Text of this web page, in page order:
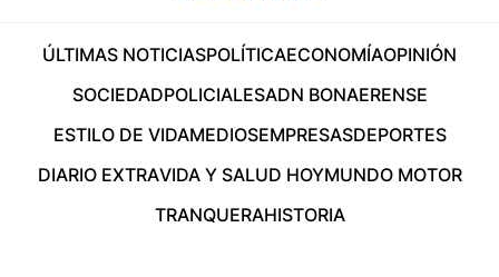
ÚLTIMAS NOTICIASPOLÍTICAECONOMÍAOPINIÓN
SOCIEDADPOLICIALESADN BONAERENSE
ESTILO DE VIDAMEDIOSEMPRESASDEPORTES
DIARIO EXTRAVIDA Y SALUD HOYMUNDO MOTOR
TRANQUERAHISTORIA